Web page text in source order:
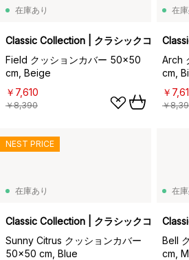
在庫あり
Classic Collection | クラシックコレクシ
Field クッションカバー 50x50
cm, Beige
￥7,610
￥8,390
在
Arch
cm,
￥
￥
在庫あり
Classic Collection | クラシックコレクシ
Sunny Citrus クッションカバー
50x50 cm, Blue
NEST PRICE
在
Bell
cm,